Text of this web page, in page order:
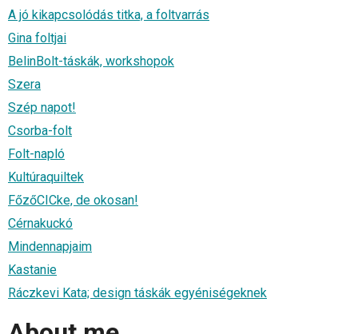
A jó kikapcsolódás titka, a foltvarrás
Gina foltjai
BelinBolt-táskák, workshopok
Szera
Szép napot!
Csorba-folt
Folt-napló
Kultúraquiltek
FőzőCICke, de okosan!
Cérnakuckó
Mindennapjaim
Kastanie
Ráczkevi Kata; design táskák egyéniségeknek